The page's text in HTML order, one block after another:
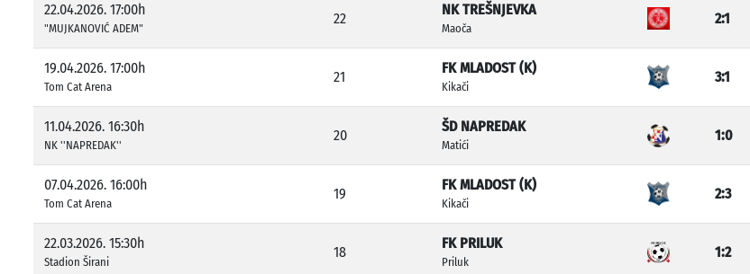
22.04.2026. 17:00h
"MUJKANOVIĆ ADEM"
22
NK TREŠNJEVKA
Maoča
2:1
19.04.2026. 17:00h
Tom Cat Arena
21
FK MLADOST (K)
Kikači
3:1
11.04.2026. 16:30h
NK ''NAPREDAK''
20
ŠD NAPREDAK
Matići
1:0
07.04.2026. 16:00h
Tom Cat Arena
19
FK MLADOST (K)
Kikači
2:3
22.03.2026. 15:30h
Stadion Širani
18
FK PRILUK
Priluk
1:2